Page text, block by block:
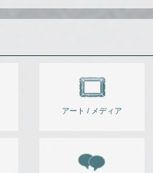
アート / メディア